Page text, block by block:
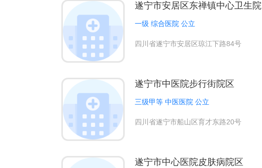
遂宁市安居区东禅镇中心卫生院
一级 综合医院 公立
四川省遂宁市安居区琼江下路84号
遂宁市中医院步行街院区
三级甲等 中医医院 公立
四川省遂宁市船山区育才东路20号
遂宁市中心医院皮肤病院区